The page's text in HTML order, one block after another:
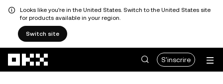
Looks like you're in the United States. Switch to the United States site
for products available in your region.
Switch site
S'inscrire